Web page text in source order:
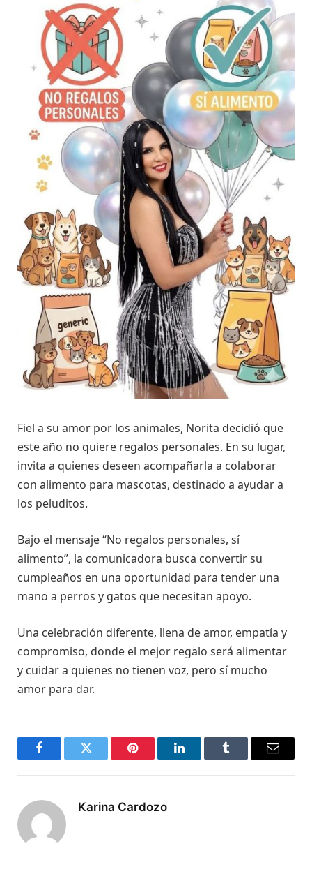
Fiel a su amor por los animales, Norita decidió que
este año no quiere regalos personales. En su lugar,
invita a quienes deseen acompañarla a colaborar
con alimento para mascotas, destinado a ayudar a
los peluditos.
Bajo el mensaje “No regalos personales, sí
alimento”, la comunicadora busca convertir su
cumpleaños en una oportunidad para tender una
mano a perros y gatos que necesitan apoyo.
Una celebración diferente, llena de amor, empatía y
compromiso, donde el mejor regalo será alimentar
y cuidar a quienes no tienen voz, pero sí mucho
amor para dar.
FacebookTwitter Pinterest LinkedInTumblr Email
Karina Cardozo